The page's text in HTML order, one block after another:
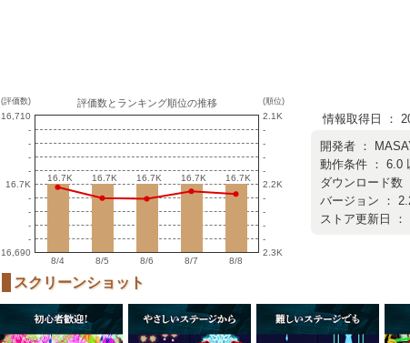
(評価数)
16,710
-
-
-
-
16.7K
-
-
-
-
16,690
評価数とランキング順位の推移
16.7K
16.7K 16.7K
16.7K 16.7K
16.7K 16.7K
16.7K 16.7K
16.7K
8/4 8/5 8/6 8/7 8/8
(順位)
2.1K
-
-
-
-
2.2K
-
-
-
-
2.3K
情報取得日 ：
開発者 ：
動作条件 ： 6.0
ダウンロード数
バージョン ：
ストア更新日 ：
スクリーンショット